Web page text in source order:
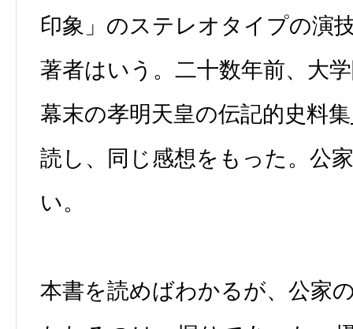
印象」のステレオタイプの演
著者はいう。二十数年前、大
幕末の孝明天皇の伝記的史料集
読し、同じ感想をもった。公
い。
本書を読めばわかるが、公家